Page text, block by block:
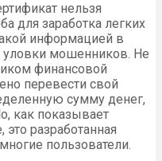
нельзя
для заработка легких
информацией в
уловки мошенников. Не
финансовой
перевести свой
сумму денег,
как показывает
это разработанная
пользователи.